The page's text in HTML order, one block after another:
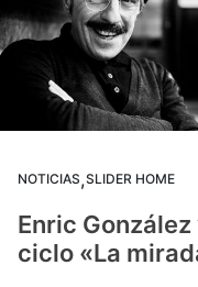
NOTICIAS,SLIDER HOME
Enric
ciclo «La